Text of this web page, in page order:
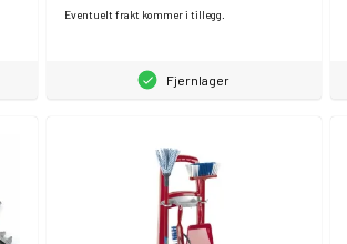
Eventuelt frakt kommer i tillegg.
Fjernlager